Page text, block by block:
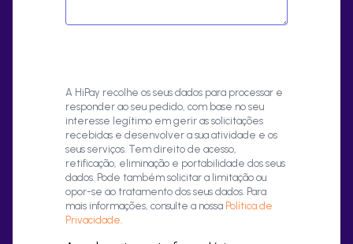
A HiPay recolhe os seus dados para processar e
responder ao seu pedido, com base no seu
interesse legítimo em gerir as solicitações
recebidas e desenvolver a sua atividade e os
seus serviços. Tem direito de acesso,
retificação, eliminação e portabilidade dos seus
dados. Pode também solicitar a limitação ou
opor-se ao tratamento dos seus dados. Para
mais informações, consulte a nossa Política de
Privacidade.